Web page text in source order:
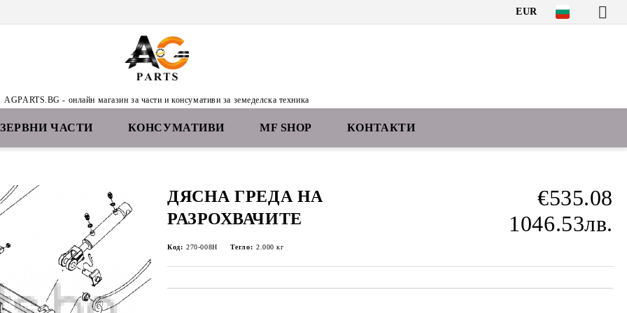
EUR
AGPARTS.BG - онлайн магазин за части и консумативи за земеделска техника
ЧАСТИ КОНСУМАТИВИ MF SHOP КОНТАКТИ
ДЯСНА ГРЕДА НА
РАЗРОХВАЧИТЕ
€535.08
1046.53лв.
Код: 270-008H Тегло: 2.000 кг